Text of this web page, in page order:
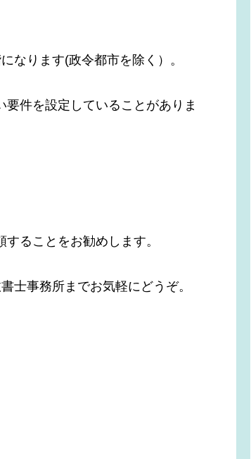
なります(政令都市を除く）。
件を設定していることがありま
ることをお勧めします。
士事務所までお気軽にどうぞ。